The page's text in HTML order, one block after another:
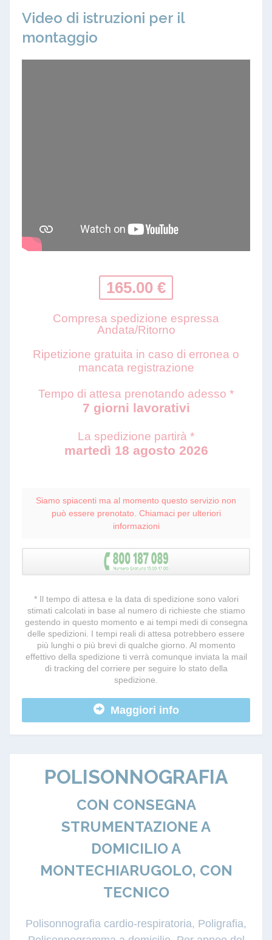
Video di istruzioni per il
montaggio
165.00 €
Compresa spedizione espressa
Andata/Ritorno
Ripetizione gratuita in caso di erronea o
mancata registrazione
Tempo di attesa prenotando adesso *
7 giorni lavorativi
La spedizione partirà *
martedì 18 agosto 2026
Siamo spiacenti ma al momento questo servizio non
può essere prenotato. Chiamaci per ulteriori
informazioni
* Il tempo di attesa e la data di spedizione sono valori
stimati calcolati in base al numero di richieste che stiamo
gestendo in questo momento e ai tempi medi di consegna
delle spedizioni. I tempi reali di attesa potrebbero essere
più lunghi o più brevi di qualche giorno. Al momento
effettivo della spedizione ti verrà comunque inviata la mail
di tracking del corriere per seguire lo stato della
spedizione.
Maggiori info
POLISONNOGRAFIA
CON CONSEGNA
STRUMENTAZIONE A
DOMICILIO A
MONTECHIARUGOLO, CON
TECNICO
Polisonnografia cardio-respiratoria, Poligrafia,